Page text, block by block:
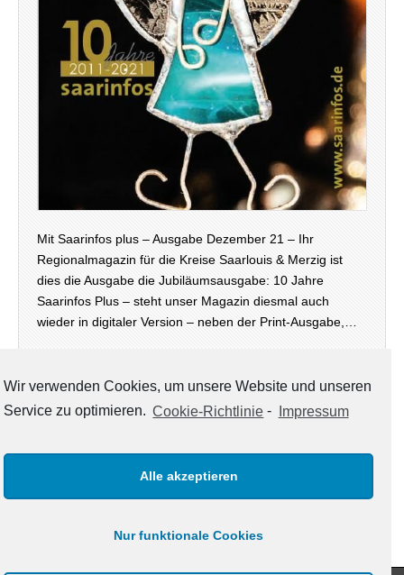
Mit Saarinfos plus – Ausgabe Dezember 21 – Ihr
Regionalmagazin für die Kreise Saarlouis & Merzig ist
dies die Ausgabe die Jubiläumsausgabe: 10 Jahre
Saarinfos Plus – steht unser Magazin diesmal auch
wieder in digitaler Version – neben der Print-Ausgabe,…
Wir verwenden Cookies, um unsere Website und unseren
Service zu optimieren. Cookie-Richtlinie - Impressum
Alle akzeptieren
Nur funktionale Cookies